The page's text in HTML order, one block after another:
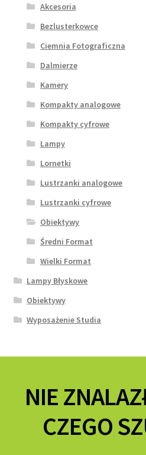
Akcesoria
Bezlusterkowce
Ciemnia Fotograficzna
Dalmierze
Kamery
Kompakty analogowe
Kompakty cyfrowe
Lampy
Lornetki
Lustrzanki analogowe
Lustrzanki cyfrowe
Obiektywy
Średni Format
Wielki Format
Lampy Błyskowe
Obiektywy
Wyposażenie Studia
NIE
CZEGO